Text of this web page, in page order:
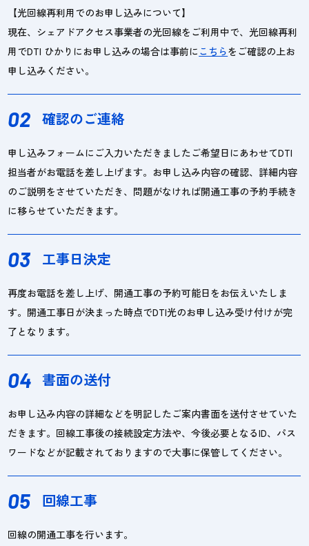
【光回線再利用でのお申し込みについて】
現在、シェアドアクセス事業者の光回線をご利用中で、光回線再利
用でDTI ひかりにお申し込みの場合は事前に こちらをご確認の上お
申し込みください。
02 確認のご連絡
申し込みフォームにご入力いただきましたご希望日にあわせてDTI
担当者がお電話を差し上げます。お申し込み内容の確認、詳細内容
のご説明をさせていただき、問題がなければ開通工事の予約手続き
に移らせていただきます。
03 工事日決定
再度お電話を差し上げ、開通工事の予約可能日をお伝えいたしま
す。開通工事日が決まった時点でDTI光のお申し込み受け付けが完
了となります。
04 書面の送付
お申し込み内容の詳細などを明記したご案内書面を送付させていた
だきます。回線工事後の接続設定方法や、今後必要となるID、パス
ワードなどが記載されておりますので大事に保管してください。
05 回線工事
回線の開通工事を行います。